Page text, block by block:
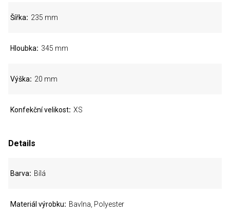
Šířka 235 mm
Hloubka 345 mm
Výška 20 mm
Konfekční velikost XS
Details
Barva Bílá
Materiál výrobku Bavlna, Polyester